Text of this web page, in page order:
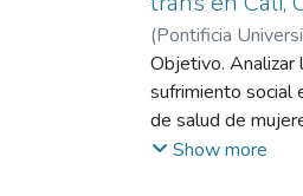
categorización y
realizó a partir del
al programa
hallazgos del
Mujeres Trans
(Pontificia
Bolívar Rocha,
Quintero, Marcela
Objetivo. Analizar
sufrimiento social
de salud de
Método. Estudio
Show more